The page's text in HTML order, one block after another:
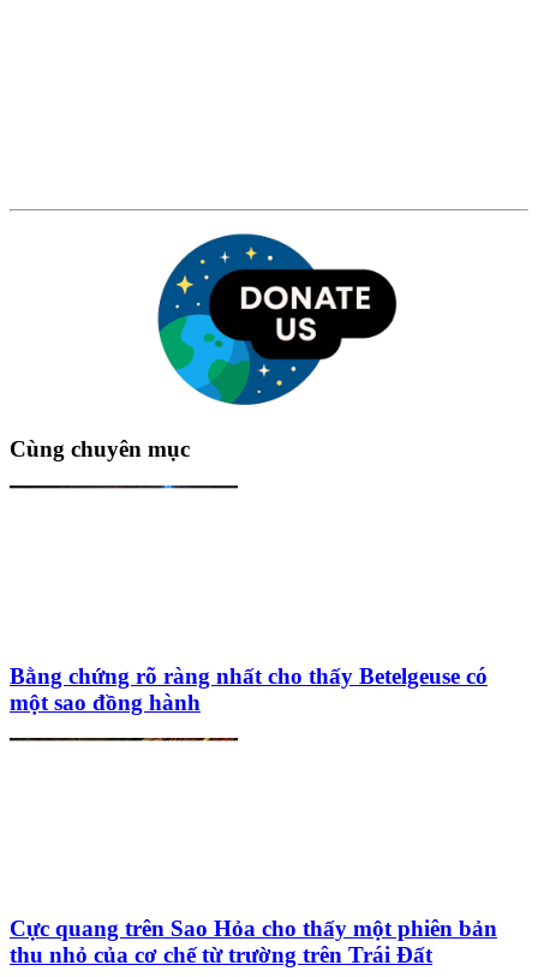
Cùng chuyên mục
Bằng chứng rõ ràng nhất cho thấy Betelgeuse có
một sao đồng hành
Cực quang trên Sao Hỏa cho thấy một phiên bản
thu nhỏ của cơ chế từ trường trên Trái Đất